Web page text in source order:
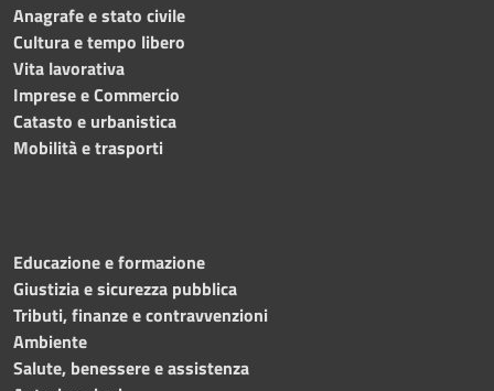
Anagrafe e stato civile
Cultura e tempo libero
Vita lavorativa
Imprese e Commercio
Catasto e urbanistica
Mobilità e trasporti
Educazione e formazione
Giustizia e sicurezza pubblica
Tributi, finanze e contravvenzioni
Ambiente
Salute, benessere e assistenza